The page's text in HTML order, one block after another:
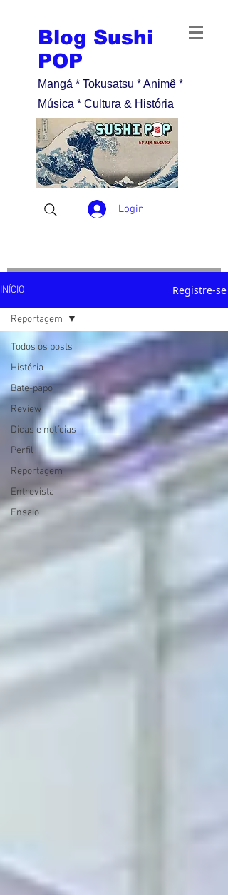
Blog Sushi
POP
Mangá * Tokusatsu * Animê *
Música * Cultura & História
Login
INÍCIO Registre-se
Todos os posts
História
Bate-papo
Review
Dicas e notícias
Perfil
Reportagem
Entrevista
Ensaio
Reportagem